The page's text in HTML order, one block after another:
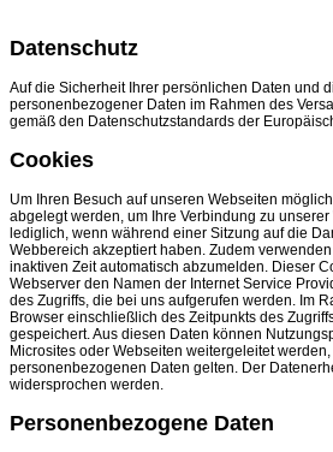
Datenschutz
Auf die Sicherheit Ihrer persönlichen Daten und
personenbezogener Daten im Rahmen des
gemäß den Datenschutzstandards der
Cookies
Um Ihren Besuch auf unseren Webseiten
abgelegt werden, um Ihre Verbindung zu
lediglich, wenn während einer Sitzung auf die
Webbereich akzeptiert haben. Zudem
inaktiven Zeit automatisch abzumelden. Dieser
Webserver den Namen der Internet Service
des Zugriffs, die bei uns aufgerufen werden. Im
Browser einschließlich des Zeitpunkts des
gespeichert. Aus diesen Daten können
Microsites oder Webseiten weitergeleitet
personenbezogenen Daten gelten. Der
widersprochen werden.
Personenbezogene Daten